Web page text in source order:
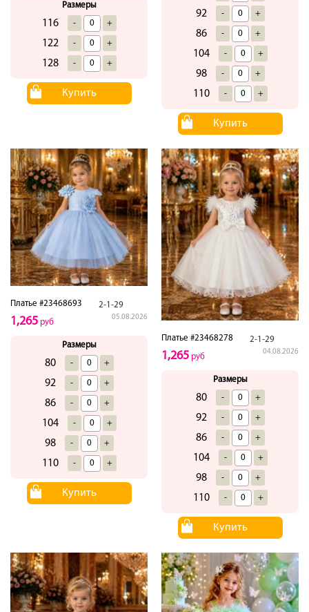
Размеры
116 - +
122 - +
128 - +
Купить
92 - +
86 - +
104 - +
98 - +
110 - +
Купить
Платье #23468693 2-1-29
05.08.2026
1,265 руб
Размеры
80 - +
92 - +
86 - +
104 - +
98 - +
110 - +
Купить
Платье #23468278 2-1-29
04.08.2026
1,265 руб
Размеры
80 - +
92 - +
86 - +
104 - +
98 - +
110 - +
Купить